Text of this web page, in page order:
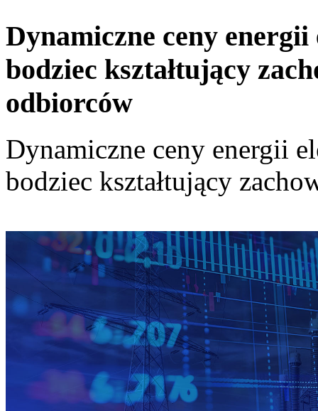
Dynamiczne ceny
bodziec kształtujący
odbiorców
Dynamiczne ceny energii
bodziec kształtujący